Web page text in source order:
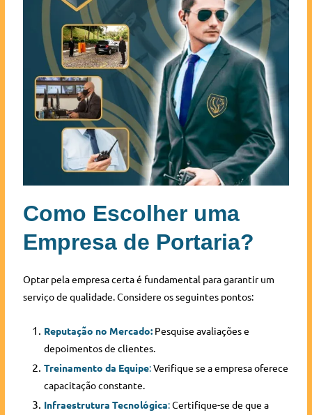
Como Escolher uma
Empresa de Portaria?
Optar pela empresa certa é fundamental para garantir um
serviço de qualidade. Considere os seguintes pontos:
Reputação no Mercado:Pesquise avaliações e
depoimentos de clientes.
Treinamento da Equipe:Verifique se a empresa oferece
capacitação constante.
Infraestrutura Tecnológica:Certifique-se de que a